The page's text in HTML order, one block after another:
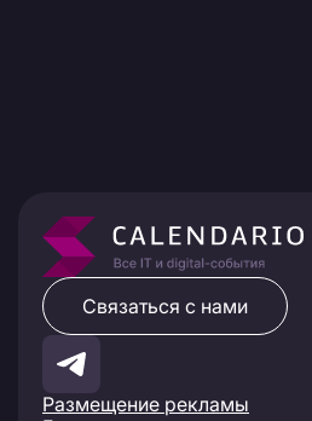
Размещение рекламы
Связаться с нами